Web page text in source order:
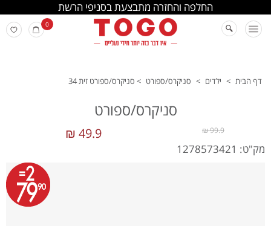
החלפה והחזרה מתבצעת בסניפי הרשת
0
דף הבית > ילדים > סניקרס/ספורט > סניקרס/ספורט זית 34
סניקרס/ספורט
49.9 ₪ 99.9 ₪
מק"ט: 1278573421